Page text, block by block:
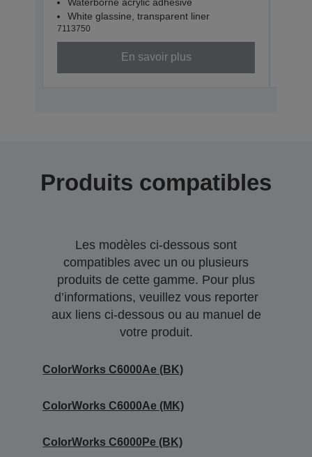
White glassine, transparent liner
7113750
En savoir plus
Produits compatibles
Les modèles ci-dessous sont
compatibles avec un ou plusieurs
produits de cette gamme. Pour plus
d’informations, veuillez vous reporter
aux liens ci-dessous ou au manuel de
votre produit.
ColorWorks C6000Ae (BK)
ColorWorks C6000Ae (MK)
ColorWorks C6000Pe (BK)